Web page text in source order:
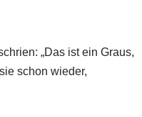
„Das ist ein Graus,
schon wieder,